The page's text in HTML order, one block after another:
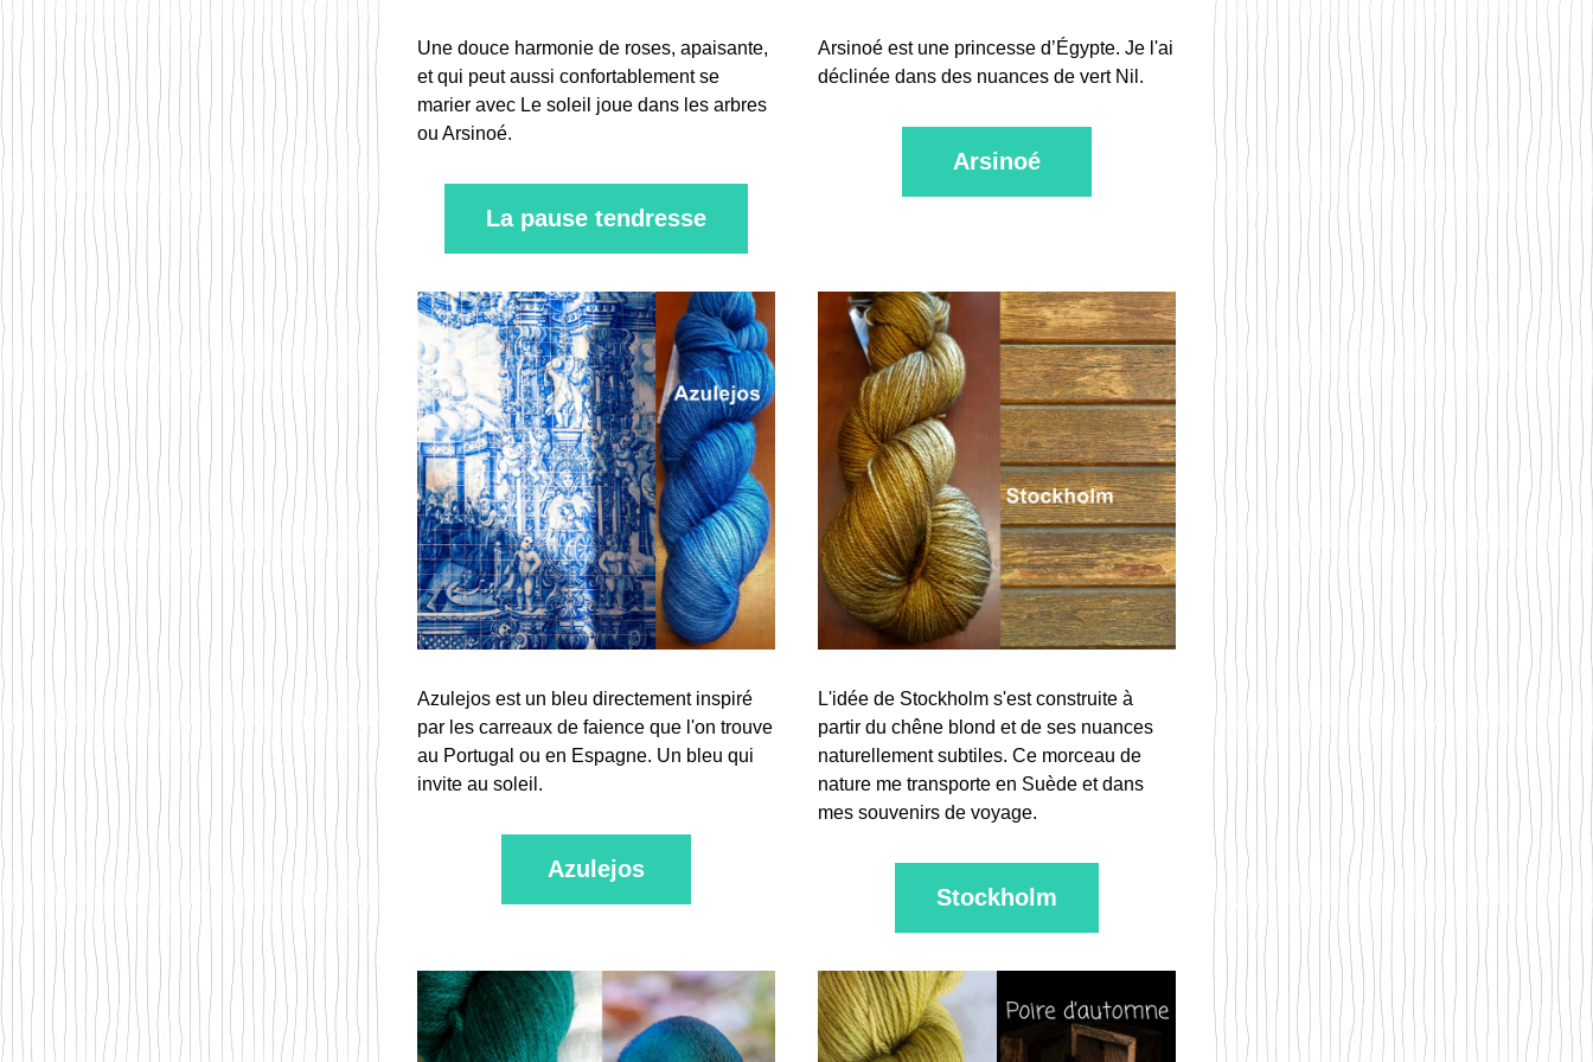
Une douce harmonie de roses, apaisante,
et qui peut aussi confortablement se
marier avec Le soleil joue dans les arbres
ou Arsinoé.
La pause tendresse
Arsinoé est une princesse d’Égypte. Je l'ai
déclinée dans des nuances de vert Nil.
Arsinoé
Azulejos est un bleu directement inspiré
par les carreaux de faience que l'on trouve
au Portugal ou en Espagne. Un bleu qui
invite au soleil.
Azulejos
L'idée de Stockholm s'est construite à
partir du chêne blond et de ses nuances
naturellement subtiles. Ce morceau de
nature me transporte en Suède et dans
mes souvenirs de voyage.
Stockholm